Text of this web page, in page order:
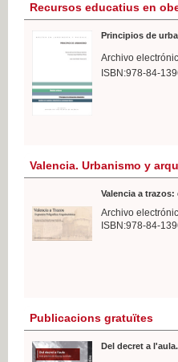
Recursos educatius en
Principios de
Archivo
ISBN:978-84-
Valencia. Urbanismo y
Valencia a
Archivo
ISBN:978-84-
Publicacions gratuïtes
Del decret a